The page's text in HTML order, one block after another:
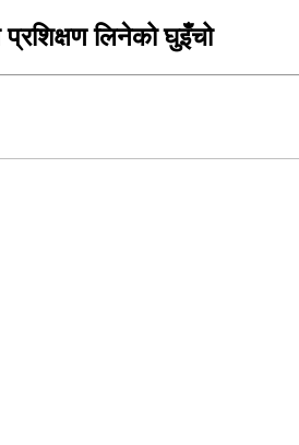
प्रशिक्षण लिनेको घुइँचो